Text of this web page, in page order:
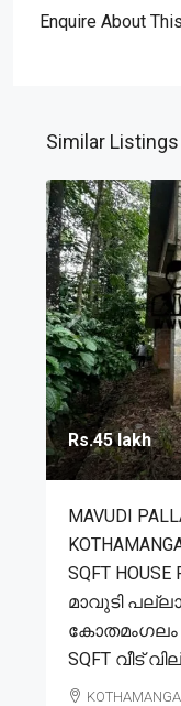
Enquire About
Similar Listings
Rs.45 lakh
MAVUDI
SQFT HOUSE
മാവുടി
കോതമംഗലം
SQFT വീട്